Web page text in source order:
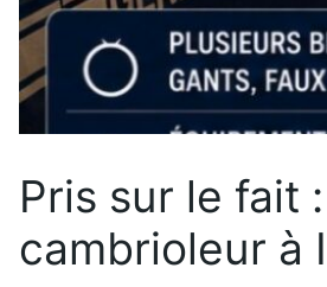
Pris sur le fait
cambrioleur à